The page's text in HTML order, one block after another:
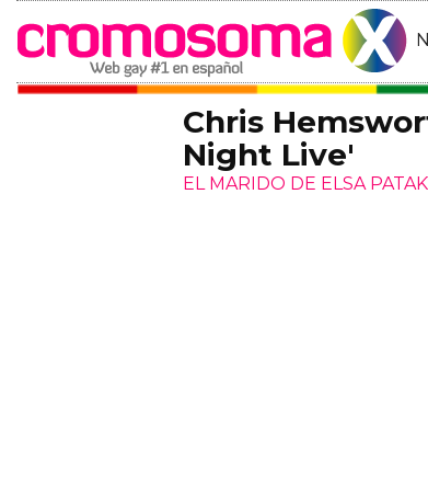
Chris
Night Live'
EL MARIDO DE ELSA